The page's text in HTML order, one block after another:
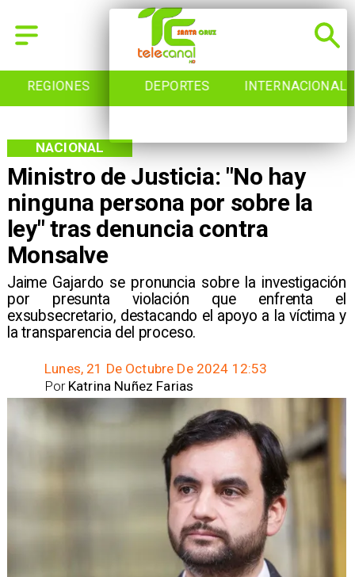
REGIONES DEPORTES INTERNACIONAL
Ministro de Justicia: "No hay
ninguna persona por sobre la
ley" tras denuncia contra
Monsalve
​Jaime Gajardo se pronuncia sobre la investigación
por presunta violación que enfrenta el
exsubsecretario, destacando el apoyo a la víctima y
la transparencia del proceso.
NACIONAL
Lunes, 21 De Octubre De 2024 12:53
Katrina Nuñez Farias
Por